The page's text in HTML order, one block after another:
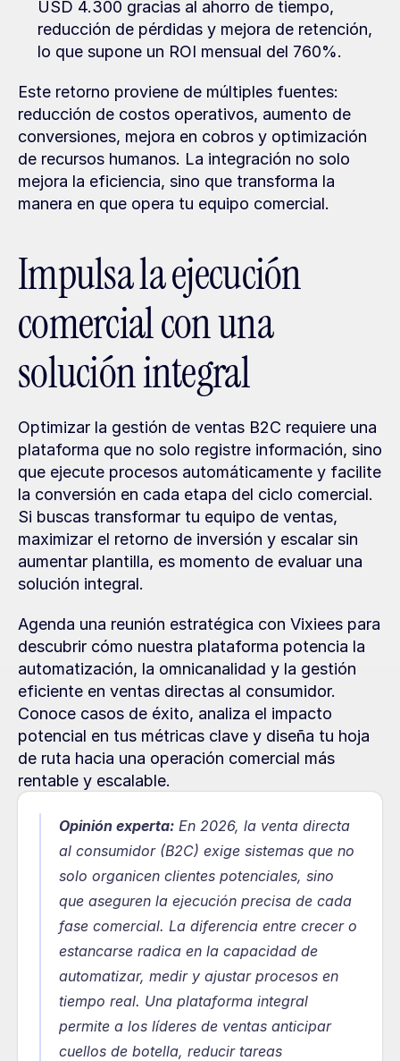
USD 4.300 gracias al ahorro de tiempo,
reducción de pérdidas y mejora de retención,
lo que supone un ROI mensual del 760%.
Este retorno proviene de múltiples fuentes:
reducción de costos operativos, aumento de
conversiones, mejora en cobros y optimización
de recursos humanos. La integración no solo
mejora la eficiencia, sino que transforma la
manera en que opera tu equipo comercial.
Impulsa la ejecución
comercial con una
solución integral
Optimizar la gestión de ventas B2C requiere una
plataforma que no solo registre información, sino
que ejecute procesos automáticamente y facilite
la conversión en cada etapa del ciclo comercial.
Si buscas transformar tu equipo de ventas,
maximizar el retorno de inversión y escalar sin
aumentar plantilla, es momento de evaluar una
solución integral.
Agenda una reunión estratégica con Vixiees para
descubrir cómo nuestra plataforma potencia la
automatización, la omnicanalidad y la gestión
eficiente en ventas directas al consumidor.
Conoce casos de éxito, analiza el impacto
potencial en tus métricas clave y diseña tu hoja
de ruta hacia una operación comercial más
rentable y escalable.
Opinión experta: En 2026, la venta directa
al consumidor (B2C) exige sistemas que no
solo organicen clientes potenciales, sino
que aseguren la ejecución precisa de cada
fase comercial. La diferencia entre crecer o
estancarse radica en la capacidad de
automatizar, medir y ajustar procesos en
tiempo real. Una plataforma integral
permite a los líderes de ventas anticipar
cuellos de botella, reducir tareas